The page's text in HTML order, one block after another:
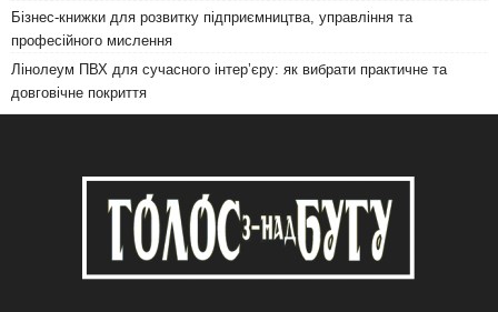
Бізнес-книжки для розвитку підприємництва, управління та
професійного мислення
Лінолеум ПВХ для сучасного інтер’єру: як вибрати практичне та
довговічне покриття